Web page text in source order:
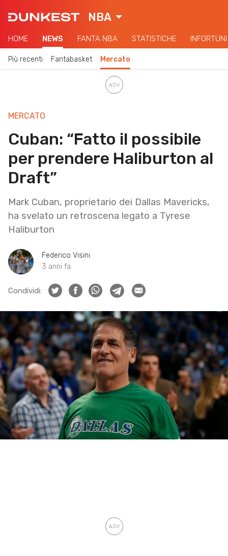
NBA
HOME NEWS FANTA NBA STATISTICHE INFORTUNI
Più recenti Fantabasket Mercato
MERCATO
Cuban: “Fatto il possibile
per prendere Haliburton al
Draft”
Mark Cuban, proprietario dei Dallas Mavericks,
ha svelato un retroscena legato a Tyrese
Haliburton
Federico Visini
3 anni fa
Condividi: